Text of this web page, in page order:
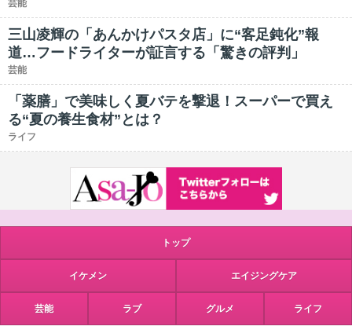
芸能
三山凌輝の「あんかけパスタ店」に“客足鈍化”報
道…フードライターが証言する「驚きの評判」
芸能
「薬膳」で美味しく夏バテを撃退！スーパーで買え
る“夏の養生食材”とは？
ライフ
トップ
イケメン エイジングケア
芸能 ラブ グルメ ライフ